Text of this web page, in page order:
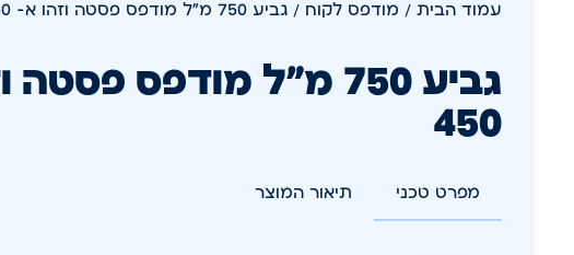
עמוד הבית / מודפס לקוח / גביע 750 מ"ל מודפס פסטה וזהו א- 450
גביע 750 מ"ל מודפס
450
מפרט טכני תיאור המוצר